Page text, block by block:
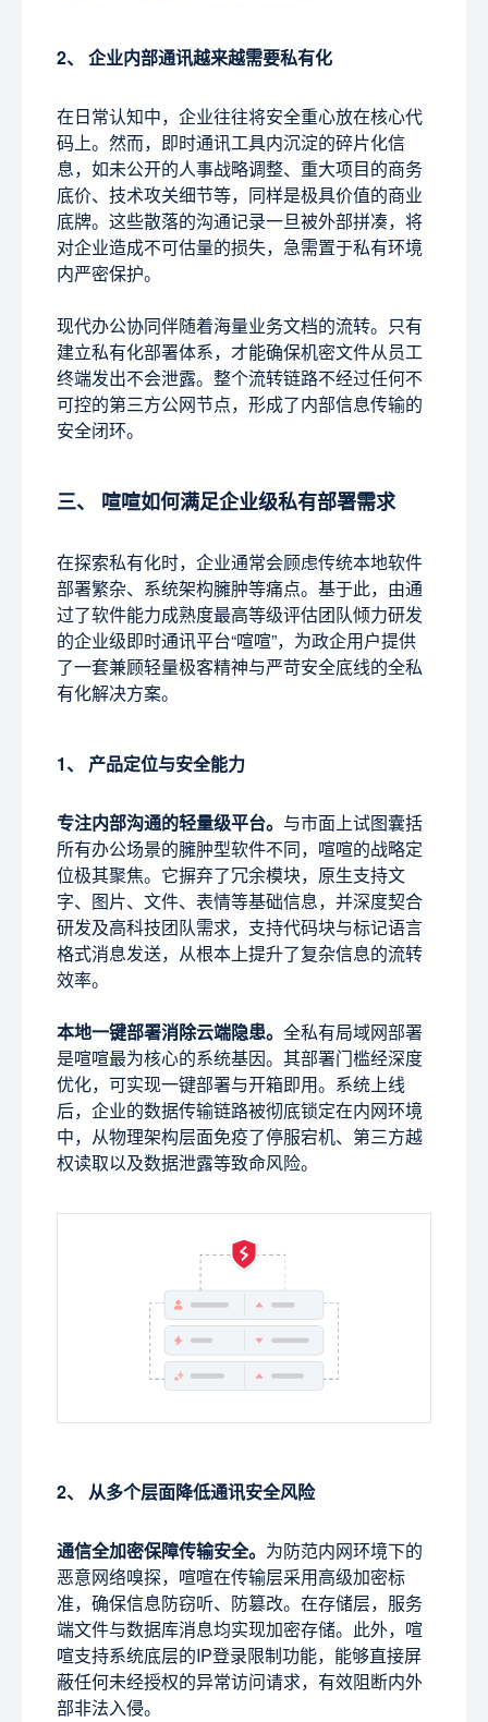
2、 企业内部通讯越来越需要私有化
在日常认知中，企业往往将安全重心放在核心代
码上。然而，即时通讯工具内沉淀的碎片化信
息，如未公开的人事战略调整、重大项目的商务
底价、技术攻关细节等，同样是极具价值的商业
底牌。这些散落的沟通记录一旦被外部拼凑，将
对企业造成不可估量的损失，急需置于私有环境
内严密保护。
现代办公协同伴随着海量业务文档的流转。只有
建立私有化部署体系，才能确保机密文件从员工
终端发出不会泄露。整个流转链路不经过任何不
可控的第三方公网节点，形成了内部信息传输的
安全闭环。
三、 喧喧如何满足企业级私有部署需求
在探索私有化时，企业通常会顾虑传统本地软件
部署繁杂、系统架构臃肿等痛点。基于此，由通
过了软件能力成熟度最高等级评估团队倾力研发
的企业级即时通讯平台“喧喧”，为政企用户提供
了一套兼顾轻量极客精神与严苛安全底线的全私
有化解决方案。
1、 产品定位与安全能力
专注内部沟通的轻量级平台。 与市面上试图囊括
所有办公场景的臃肿型软件不同，喧喧的战略定
位极其聚焦。它摒弃了冗余模块，原生支持文
字、图片、文件、表情等基础信息，并深度契合
研发及高科技团队需求，支持代码块与标记语言
格式消息发送，从根本上提升了复杂信息的流转
效率。
本地一键部署消除云端隐患。 全私有局域网部署
是喧喧最为核心的系统基因。其部署门槛经深度
优化，可实现一键部署与开箱即用。系统上线
后，企业的数据传输链路被彻底锁定在内网环境
中，从物理架构层面免疫了停服宕机、第三方越
权读取以及数据泄露等致命风险。
2、 从多个层面降低通讯安全风险
通信全加密保障传输安全。 为防范内网环境下的
恶意网络嗅探，喧喧在传输层采用高级加密标
准，确保信息防窃听、防篡改。在存储层，服务
端文件与数据库消息均实现加密存储。此外，喧
喧支持系统底层的IP登录限制功能，能够直接屏
蔽任何未经授权的异常访问请求，有效阻断内外
部非法入侵。